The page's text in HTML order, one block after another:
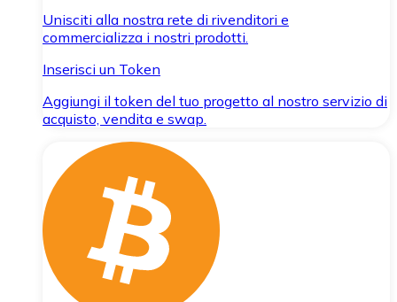
Unisciti alla nostra rete di rivenditori e
commercializza i nostri prodotti.
Inserisci un Token
Aggiungi il token del tuo progetto al nostro servizio di
acquisto, vendita e swap.